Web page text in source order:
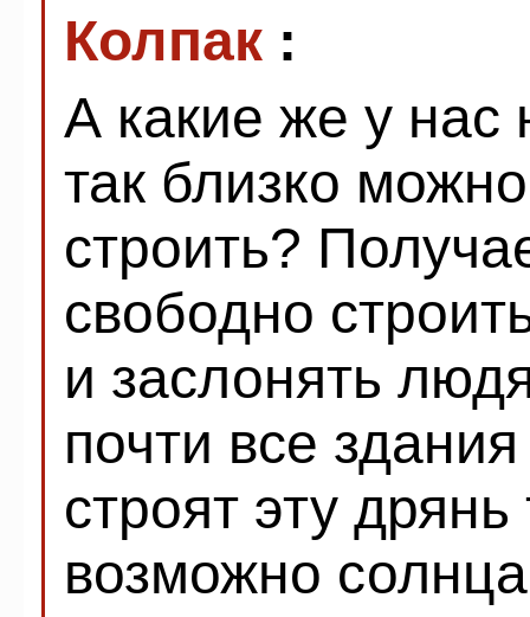
Колпак :
А какие же у
так близко
строить?
свободно
и заслонять
почти все
строят эту
возможно